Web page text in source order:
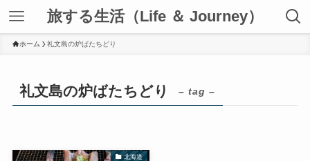
旅する生活（Life ＆ Journey）
ホーム 礼文島の炉ばたちどり
礼文島の炉ばたちどり – tag –
北海道